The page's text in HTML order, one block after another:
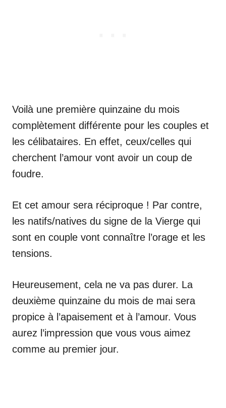
Voilà une première quinzaine du mois
complètement différente pour les couples et
les célibataires. En effet, ceux/celles qui
cherchent l’amour vont avoir un coup de
foudre.
Et cet amour sera réciproque ! Par contre,
les natifs/natives du signe de la Vierge qui
sont en couple vont connaître l’orage et les
tensions.
Heureusement, cela ne va pas durer. La
deuxième quinzaine du mois de mai sera
propice à l’apaisement et à l’amour. Vous
aurez l’impression que vous vous aimez
comme au premier jour.